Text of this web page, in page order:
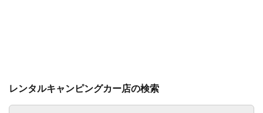
レンタルキャンピングカー店の検索